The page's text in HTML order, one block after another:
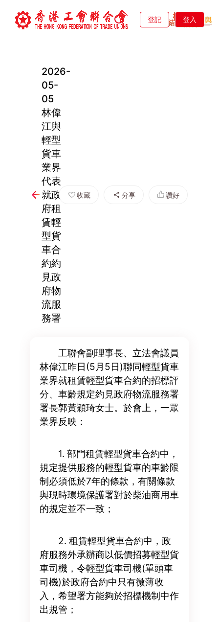
登記 登入
2026-
05-
05
林偉
江與
輕型
貨車
業界
代表
就政
府租
賃輕
型貨
車合
約約
見政
府物
流服
務署
收藏 分享 讚好
工聯會副理事長、立法會議員
林偉江昨日(5月5日)聯同輕型貨車
業界就租賃輕型貨車合約的招標評
分、車齡規定約見政府物流服務署
署長郭黃穎琦女士。於會上，一眾
業界反映：
1. 部門租賃輕型貨車合約中，
規定提供服務的輕型貨車的車齡限
制必須低於7年的條款，有關條款
與現時環境保護署對於柴油商用車
的規定並不一致；
2. 租賃輕型貨車合約中，政
府服務外承辦商以低價招募輕型貨
車司機，令輕型貨車司機(單頭車
司機)於政府合約中只有微薄收
入，希望署方能夠於招標機制中作
出規管；